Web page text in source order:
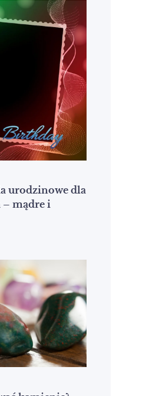
urodzinowe dla
– mądre i